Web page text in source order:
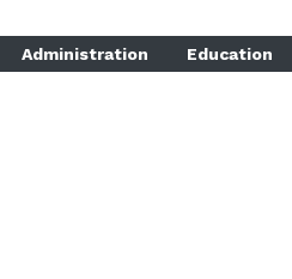
Administration Education